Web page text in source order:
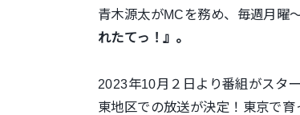
青木源太がMCを務め、毎週月曜
れたてっ！』。
2023年10月２日より番組がスタ
東地区での放送が決定！東京で